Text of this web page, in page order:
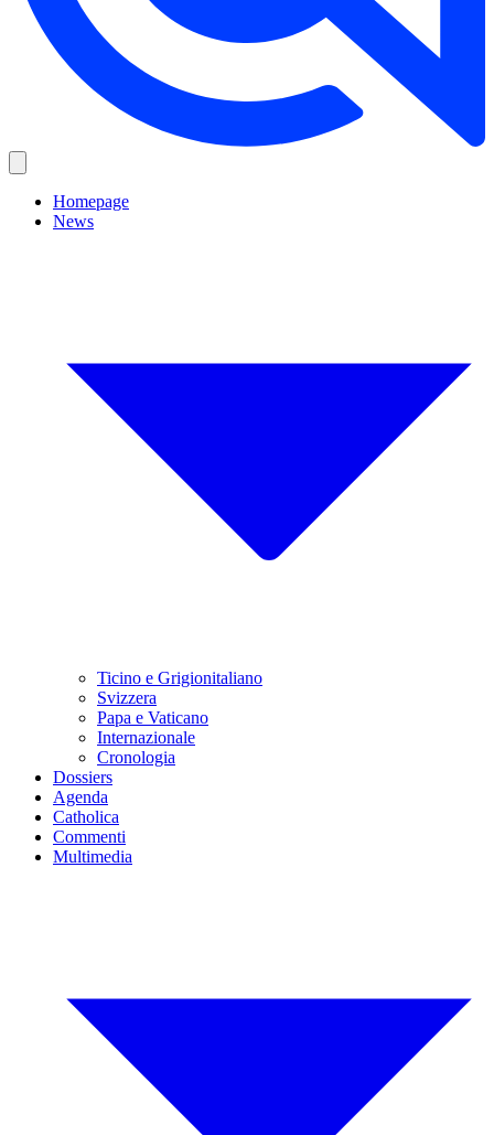
Homepage
News
Ticino e Grigionitaliano
Svizzera
Papa e Vaticano
Internazionale
Cronologia
Dossiers
Agenda
Catholica
Commenti
Multimedia